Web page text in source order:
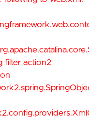
filter action2